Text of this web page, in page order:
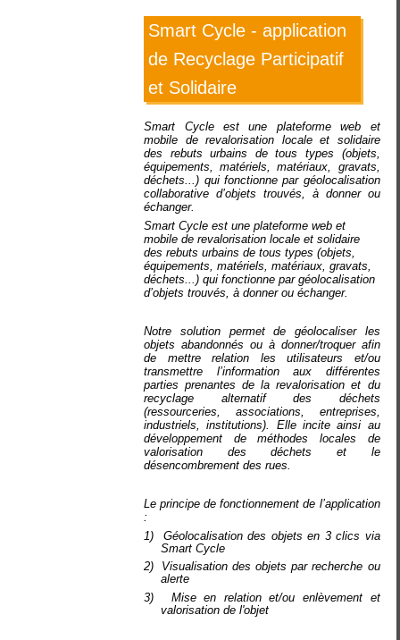
Smart Cycle - application
de Recyclage Participatif
et Solidaire
Smart Cycle est une plateforme web et
mobile de revalorisation locale et solidaire
des rebuts urbains de tous types (objets,
équipements, matériels, matériaux, gravats,
déchets...) qui fonctionne par géolocalisation
collaborative d’objets trouvés, à donner ou
échanger.
Smart Cycle est une plateforme web et
mobile de revalorisation locale et solidaire
des rebuts urbains de tous types (objets,
équipements, matériels, matériaux, gravats,
déchets...) qui fonctionne par géolocalisation
d’objets trouvés, à donner ou échanger.
Notre solution permet de géolocaliser les
objets abandonnés ou à donner/troquer afin
de mettre relation les utilisateurs et/ou
transmettre l’information aux différentes
parties prenantes de la revalorisation et du
recyclage alternatif des déchets
(ressourceries, associations, entreprises,
industriels, institutions). Elle incite ainsi au
développement de méthodes locales de
valorisation des déchets et le
désencombrement des rues.
Le principe de fonctionnement de l’application
:
1)
Géolocalisation des objets en 3 clics via
Smart Cycle
2)
Visualisation des objets par recherche ou
alerte
3)
Mise en relation et/ou enlèvement et
valorisation de l'objet